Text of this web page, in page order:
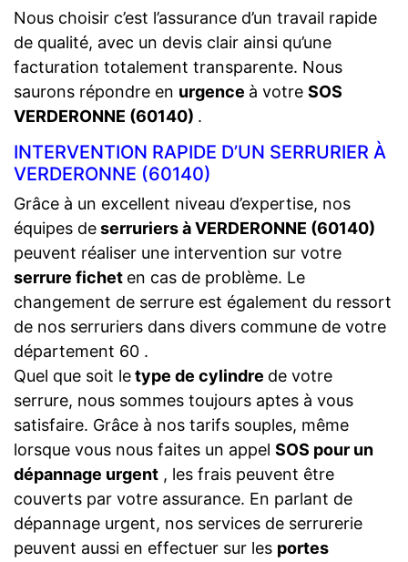
Nous choisir c’est l’assurance d’un travail rapide
de qualité, avec un devis clair ainsi qu’une
facturation totalement transparente. Nous
saurons répondre en urgence à votre SOS
VERDERONNE (60140) .
INTERVENTION RAPIDE D’UN SERRURIER À
VERDERONNE (60140)
Grâce à un excellent niveau d’expertise, nos
équipes deserruriers à VERDERONNE (60140)
peuvent réaliser une intervention sur votre
serrure fichet en cas de problème. Le
changement de serrure est également du ressort
de nos serruriers dans divers commune de votre
département 60 .
Quel que soit letype de cylindre de votre
serrure, nous sommes toujours aptes à vous
satisfaire. Grâce à nos tarifs souples, même
lorsque vous nous faites un appel SOS pour un
dépannage urgent , les frais peuvent être
couverts par votre assurance. En parlant de
dépannage urgent, nos services de serrurerie
peuvent aussi en effectuer sur les portes